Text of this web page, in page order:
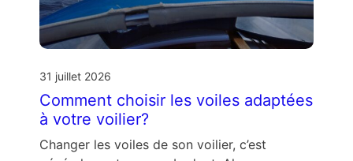
31 juillet 2026
Comment choisir les voiles adaptées
à votre voilier?
Changer les voiles de son voilier, c’est